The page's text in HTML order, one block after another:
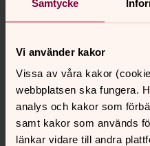
Samtycke
Vi använder kakor
Vissa av våra kakor
webbplatsen ska fungera.
analys och kakor som
samt kakor som används
länkar vidare till andra
Förtidsrösta
8-21 september
Du kan förtidsrösta i en
än befinner dig i landet.
handling.